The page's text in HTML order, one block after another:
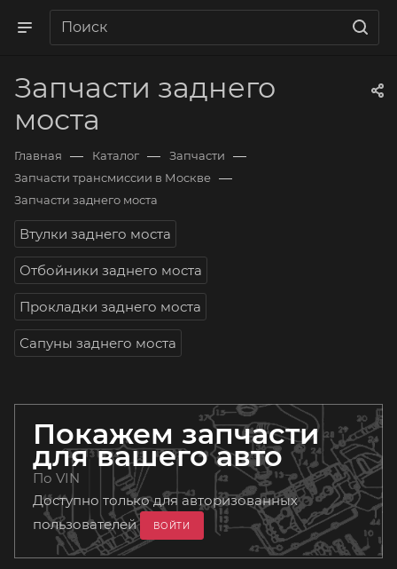
Запчасти заднего
моста
Главная — Каталог — Запчасти —
Запчасти трансмиссии в Москве —
Запчасти заднего моста
Втулки заднего моста
Отбойники заднего моста
Прокладки заднего моста
Сапуны заднего моста
Покажем запчасти
для вашего авто
По VIN
Доступно только для авторизованных
пользователей
ВОЙТИ